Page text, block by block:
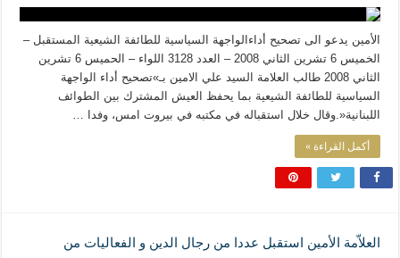
الأمين يدعو الى تصحيح أداءالواجهة السياسية للطائفة الشيعية المستقبل –
الخميس 6 تشرين الثاني 2008 – العدد 3128 اللواء – الحميس 6 تشرين
الثاني 2008 طالب العلامة السيد علي الامين بـ»تصحيح أداء الواجهة
السياسية للطائفة الشيعية بما يحفظ العيش المشترك بين الطوائف
اللبنانية«.وقال خلال استقباله في مكتبه في بيروت امس، وفدا …
أكمل القراءة »
العلاّمة الأمين استقبل عددا من رجال الدين و الفعاليات من